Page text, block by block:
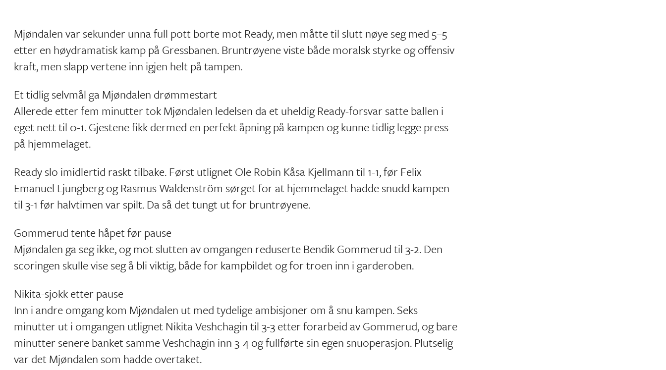
Mjøndalen var sekunder unna full pott borte mot Ready, men måtte til slutt nøye seg med 5–5
etter en høydramatisk kamp på Gressbanen. Bruntrøyene viste både moralsk styrke og offensiv
kraft, men slapp vertene inn igjen helt på tampen.
Et tidlig selvmål ga Mjøndalen drømmestart
Allerede etter fem minutter tok Mjøndalen ledelsen da et uheldig Ready-forsvar satte ballen i
eget nett til 0-1. Gjestene fikk dermed en perfekt åpning på kampen og kunne tidlig legge press
på hjemmelaget.
Ready slo imidlertid raskt tilbake. Først utlignet Ole Robin Kåsa Kjellmann til 1-1, før Felix
Emanuel Ljungberg og Rasmus Waldenström sørget for at hjemmelaget hadde snudd kampen
til 3-1 før halvtimen var spilt. Da så det tungt ut for bruntrøyene.
Gommerud tente håpet før pause
Mjøndalen ga seg ikke, og mot slutten av omgangen reduserte Bendik Gommerud til 3-2. Den
scoringen skulle vise seg å bli viktig, både for kampbildet og for troen inn i garderoben.
Nikita-sjokk etter pause
Inn i andre omgang kom Mjøndalen ut med tydelige ambisjoner om å snu kampen. Seks
minutter ut i omgangen utlignet Nikita Veshchagin til 3-3 etter forarbeid av Gommerud, og bare
minutter senere banket samme Veshchagin inn 3-4 og fullførte sin egen snuoperasjon. Plutselig
var det Mjøndalen som hadde overtaket.